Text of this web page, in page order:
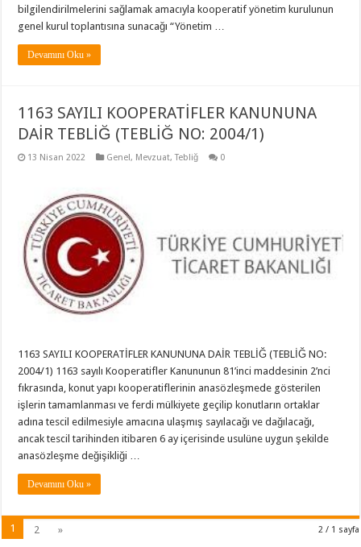
bilgilendirilmelerini sağlamak amacıyla kooperatif yönetim kurulunun
genel kurul toplantısına sunacağı “Yönetim …
Devamını Oku »
1163 SAYILI KOOPERATİFLER KANUNUNA
DAİR TEBLİĞ (TEBLİĞ NO: 2004/1)
13 Nisan 2022 Genel, Mevzuat,Tebliğ 0
1163 SAYILI KOOPERATİFLER KANUNUNA DAİR TEBLİĞ (TEBLİĞ NO:
2004/1) 1163 sayılı Kooperatifler Kanununun 81’inci maddesinin 2’nci
fıkrasında, konut yapı kooperatiflerinin anasözleşmede gösterilen
işlerin tamamlanması ve ferdi mülkiyete geçilip konutların ortaklar
adına tescil edilmesiyle amacına ulaşmış sayılacağı ve dağılacağı,
ancak tescil tarihinden itibaren 6 ay içerisinde usulüne uygun şekilde
anasözleşme değişikliği …
Devamını Oku »
2 / 1 sayfa
1 2 »